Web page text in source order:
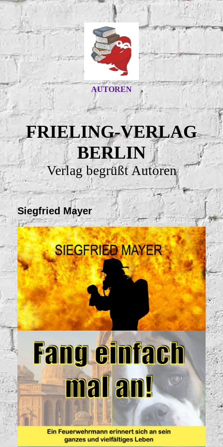
AUTOREN
FRIELING-VERLAG
BERLIN
Verlag begrüßt Autoren
Siegfried Mayer